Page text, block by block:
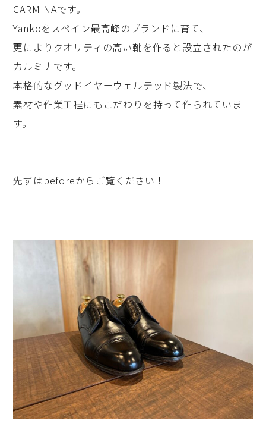
CARMINAです。
Yankoをスペイン最高峰のブランドに育て、
更によりクオリティの高い靴を作ると設立されたのが
カルミナです。
本格的なグッドイヤーウェルテッド製法で、
素材や作業工程にもこだわりを持って作られていま
す。
先ずはbeforeからご覧ください！